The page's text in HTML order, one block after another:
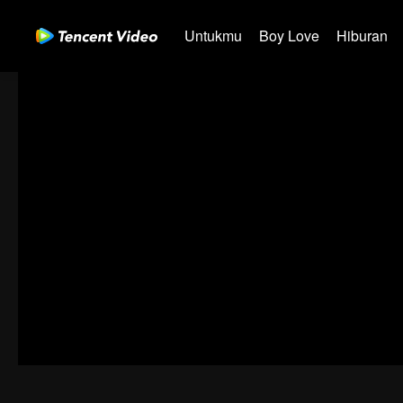
Untukmu Boy Love Hiburan